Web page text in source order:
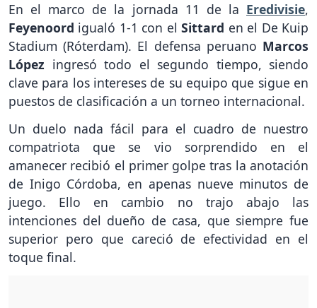
En el marco de la jornada 11 de la Eredivisie,
Feyenoord igualó 1-1 con elSittard en el De Kuip
Stadium (Róterdam). El defensa peruano Marcos
López ingresó todo el segundo tiempo, siendo
clave para los intereses de su equipo que sigue en
puestos de clasificación a un torneo internacional.
Un duelo nada fácil para el cuadro de nuestro
compatriota que se vio sorprendido en el
amanecer recibió el primer golpe tras la anotación
de Inigo Córdoba, en apenas nueve minutos de
juego. Ello en cambio no trajo abajo las
intenciones del dueño de casa, que siempre fue
superior pero que careció de efectividad en el
toque final.